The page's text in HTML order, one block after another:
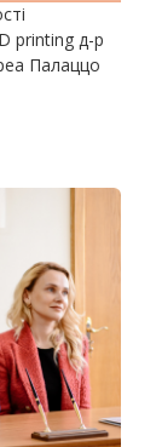
printing д-р
Палаццо